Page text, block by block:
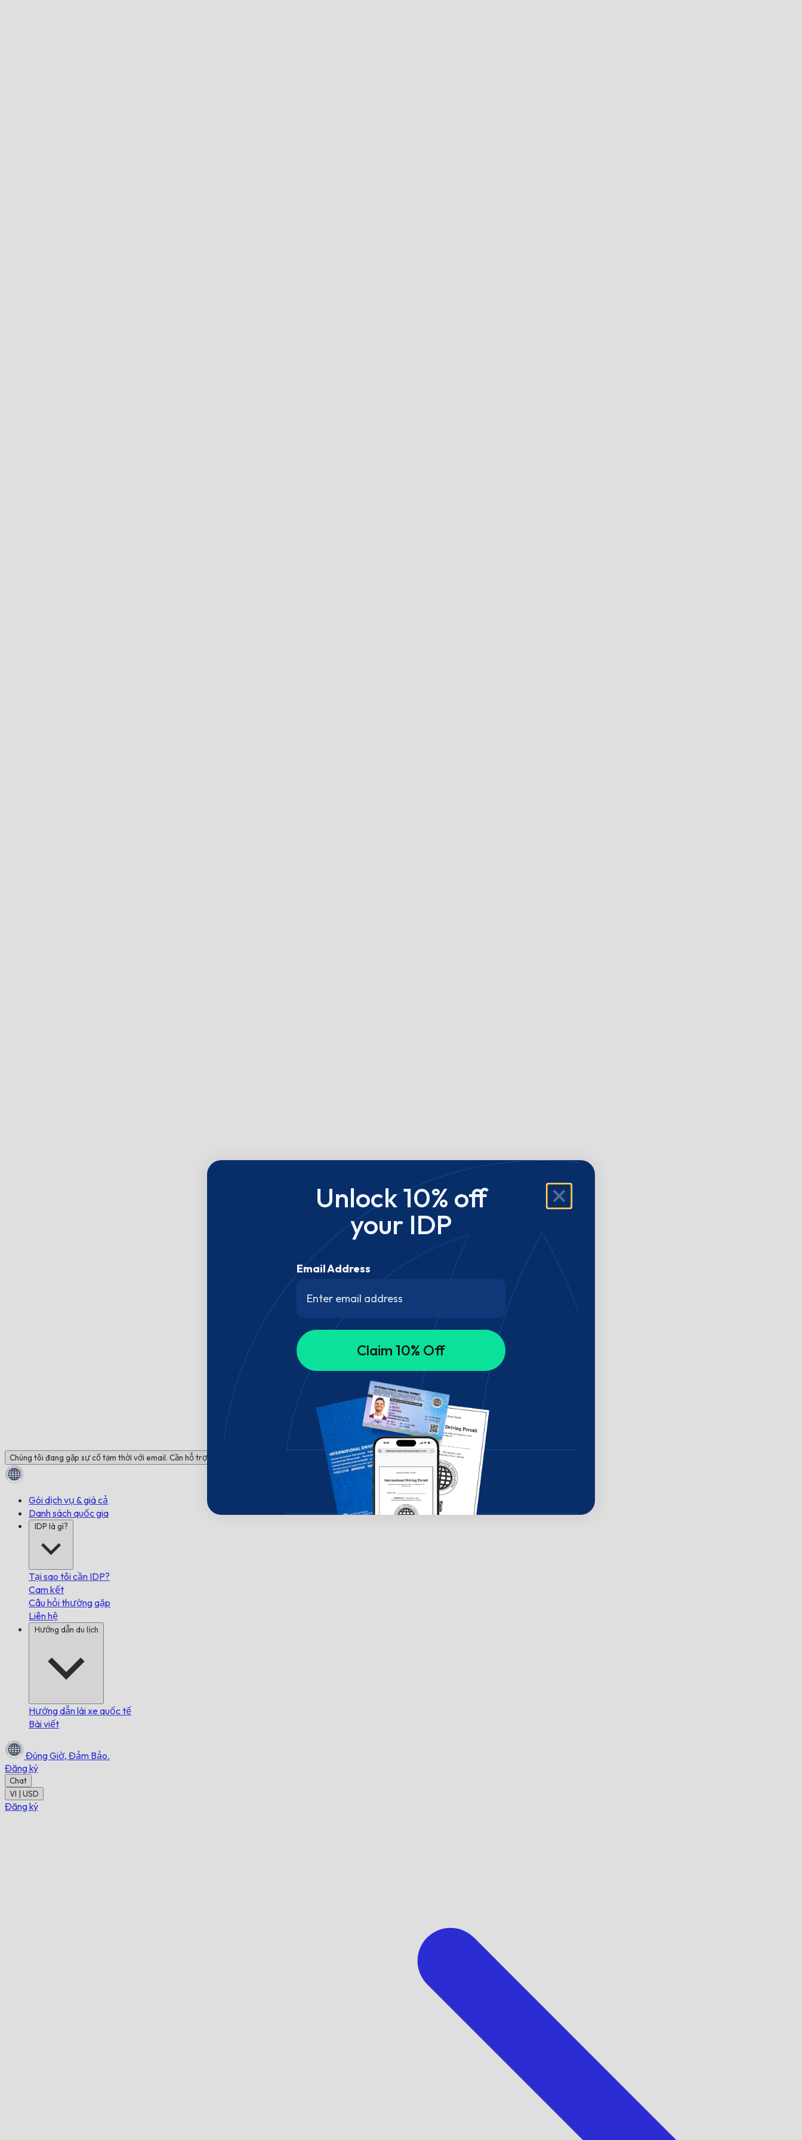
Chúng tôi đang gặp sự cố tạm thời với email. Cần hỗ trợ? Trò chuyện với chúng tôi!
Gói dịch vụ & giá cả
Danh sách quốc gia
IDP là gì?
Tại sao tôi cần IDP?
Cam kết
Câu hỏi thường gặp
Liên hệ
Hướng dẫn du lịch
Hướng dẫn lái xe quốc tế
Bài viết
Đúng Giờ, Đảm Bảo.
Đăng ký
Chat
VI | USD
Đăng ký
Unlock 10% off
your IDP
Email Address
Claim 10% Off